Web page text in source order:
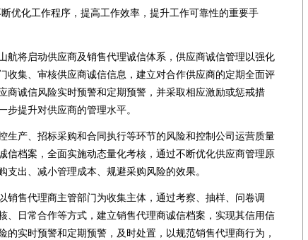
化工作程序，提高工作效率，提升工作可靠性的重要手
将启动供应商及销售代理诚信体系，供应商诚信管理以强化
收集、审核供应商诚信信息，建立对合作供应商的定期全面评
商诚信风险实时预警和定期预警，并采取相应激励或惩戒措
步提升对供应商的管理水平。
产、招标采购和合同执行等环节的风险和控制公司运营质量
信档案，全面实施动态量化考核，通过不断优化供应商管理原
支出、减小管理成本、规避采购风险的效果。
售代理商主管部门为收集主体，通过考察、抽样、问卷调
、日常合作等方式，建立销售代理商诚信档案，实现其信用信
的实时预警和定期预警，及时处置，以规范销售代理商行为，